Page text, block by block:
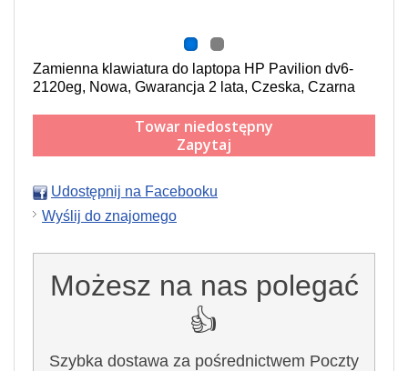
Zamienna klawiatura do laptopa HP Pavilion dv6-
2120eg, Nowa, Gwarancja 2 lata, Czeska, Czarna
Towar niedostępny
Zapytaj
Udostępnij na Facebooku
Wyślij do znajomego
Możesz na nas polegać
👍
Szybka dostawa za pośrednictwem Poczty